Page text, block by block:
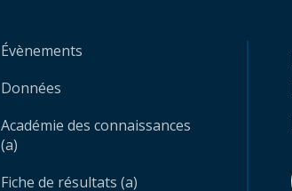
Évènements
Données
Académie des connaissances
(a)
Fiche de résultats (a)